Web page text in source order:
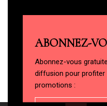
ABONNEZ-
Abonnez-vous
diffusion pour profiter
promotions :